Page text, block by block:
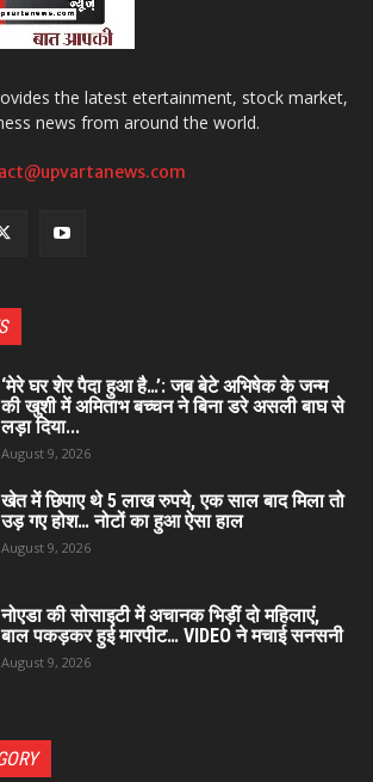
the latest etertainment, stock market,
news from around the world.
‘मेरे घर शेर पैदा हुआ है…’: जब बेटे अभिषेक के जन्म
की खुशी में अमिताभ बच्चन ने बिना डरे असली बाघ से
लड़ा दिया...
August 9, 2026
खेत में छिपाए थे 5 लाख रुपये, एक साल बाद मिला तो
उड़ गए होश… नोटों का हुआ ऐसा हाल
August 9, 2026
नोएडा की सोसाइटी में अचानक भिड़ीं दो महिलाएं,
बाल पकड़कर हुई मारपीट… VIDEO ने मचाई सनसनी
August 9, 2026